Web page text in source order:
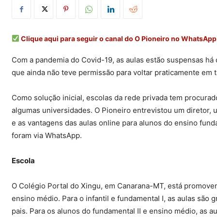
Clique aqui para seguir o canal do O Pioneiro no WhatsApp
Com a pandemia do Covid-19, as aulas estão suspensas
que ainda não teve permissão para voltar praticamente
Como solução inicial, escolas da rede privada tem
algumas universidades. O Pioneiro entrevistou um diretor,
e as vantagens das aulas online para alunos do ensino
foram via WhatsApp.
Escola
O Colégio Portal do Xingu, em Canarana-MT, está
ensino médio. Para o infantil e fundamental I, as aulas são
pais. Para os alunos do fundamental II e ensino médio, as